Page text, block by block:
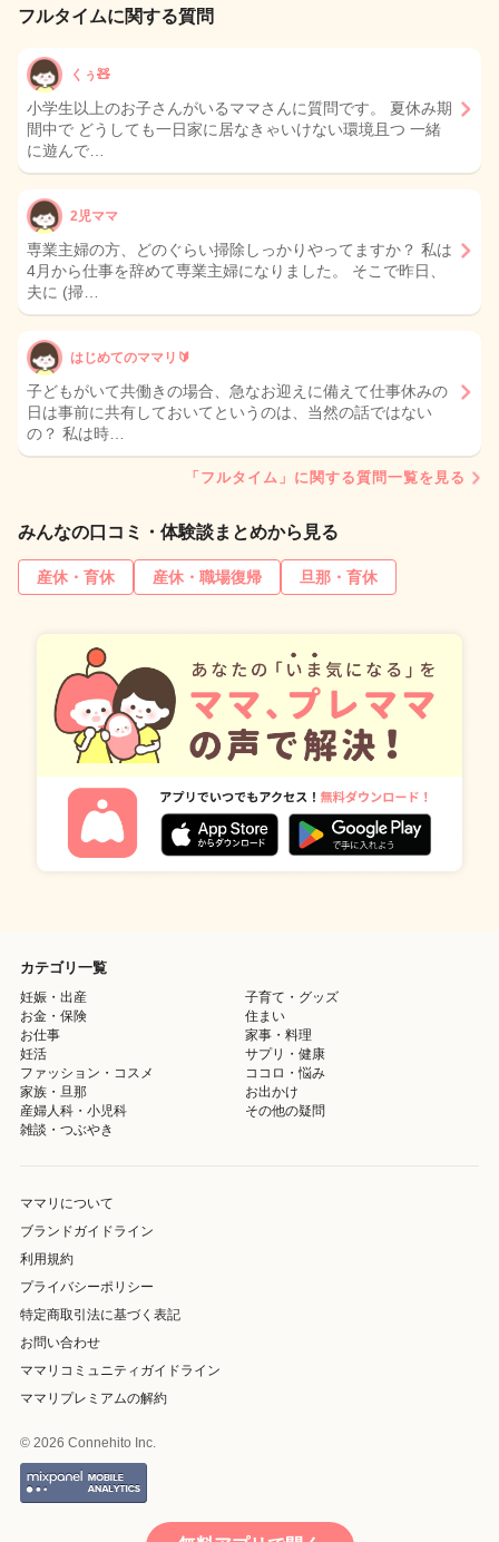
フルタイムに関する質問
くぅ🧸
小学生以上のお子さんがいるママさんに質問です。 夏休み期
間中で どうしても一日家に居なきゃいけない環境且つ 一緒
に遊んで…
2児ママ
専業主婦の方、どのぐらい掃除しっかりやってますか？ 私は
4月から仕事を辞めて専業主婦になりました。 そこで昨日、
夫に (掃…
はじめてのママリ🔰
子どもがいて共働きの場合、急なお迎えに備えて仕事休みの
日は事前に共有しておいてというのは、当然の話ではない
の？ 私は時…
「フルタイム」に関する質問一覧を見る
みんなの口コミ・体験談まとめから見る
産休・育休 産休・職場復帰 旦那・育休
カテゴリ一覧
妊娠・出産
子育て・グッズ
お金・保険
住まい
お仕事
家事・料理
妊活
サプリ・健康
ファッション・コスメ
ココロ・悩み
家族・旦那
お出かけ
産婦人科・小児科
その他の疑問
雑談・つぶやき
ママリについて
ブランドガイドライン
利用規約
プライバシーポリシー
特定商取引法に基づく表記
お問い合わせ
ママリコミュニティガイドライン
ママリプレミアムの解約
© 2026 Connehito Inc.